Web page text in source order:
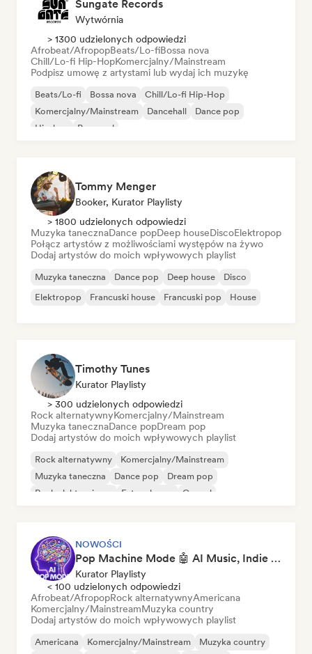
Sungate Records
Wytwórnia
> 1300 udzielonych odpowiedzi
Afrobeat/AfropopBeats/Lo-fiBossa nova
Chill/Lo-fi Hip-HopKomercjalny/Mainstream
Podpisz umowę z artystami lub wydaj ich muzykę
Beats/Lo-fi Bossa nova
Chill/Lo-fi Hip-Hop
Komercjalny/Mainstream
Dancehall
Dance pop
Hip-hop
Pop-soul
Tommy Menger
Booker, Kurator Playlisty
> 1800 udzielonych odpowiedzi
Muzyka tanecznaDance popDeep houseDiscoElektropop
Połącz artystów z możliwościami występów na żywo
Dodaj artystów do moich wpływowych playlist
Muzyka taneczna Dance pop Deep house
Disco
Elektropop
Francuski house Francuski pop House
Timothy Tunes
Kurator Playlisty
> 300 udzielonych odpowiedzi
Rock alternatywnyKomercjalny/Mainstream
Muzyka tanecznaDance popDream pop
Dodaj artystów do moich wpływowych playlist
Rock alternatywny
Komercjalny/Mainstream
Muzyka taneczna
Dance pop
Dream pop
Rock elektroniczny
Future house Gospel
NOWOŚCI
Pop Machine Mode 🤖 AI Music, Indie Pop & Dream Pop
Kurator Playlisty
< 100 udzielonych odpowiedzi
Afrobeat/AfropopRock alternatywnyAmericana
Komercjalny/MainstreamMuzyka country
Dodaj artystów do moich wpływowych playlist
Americana Komercjalny/Mainstream
Muzyka country